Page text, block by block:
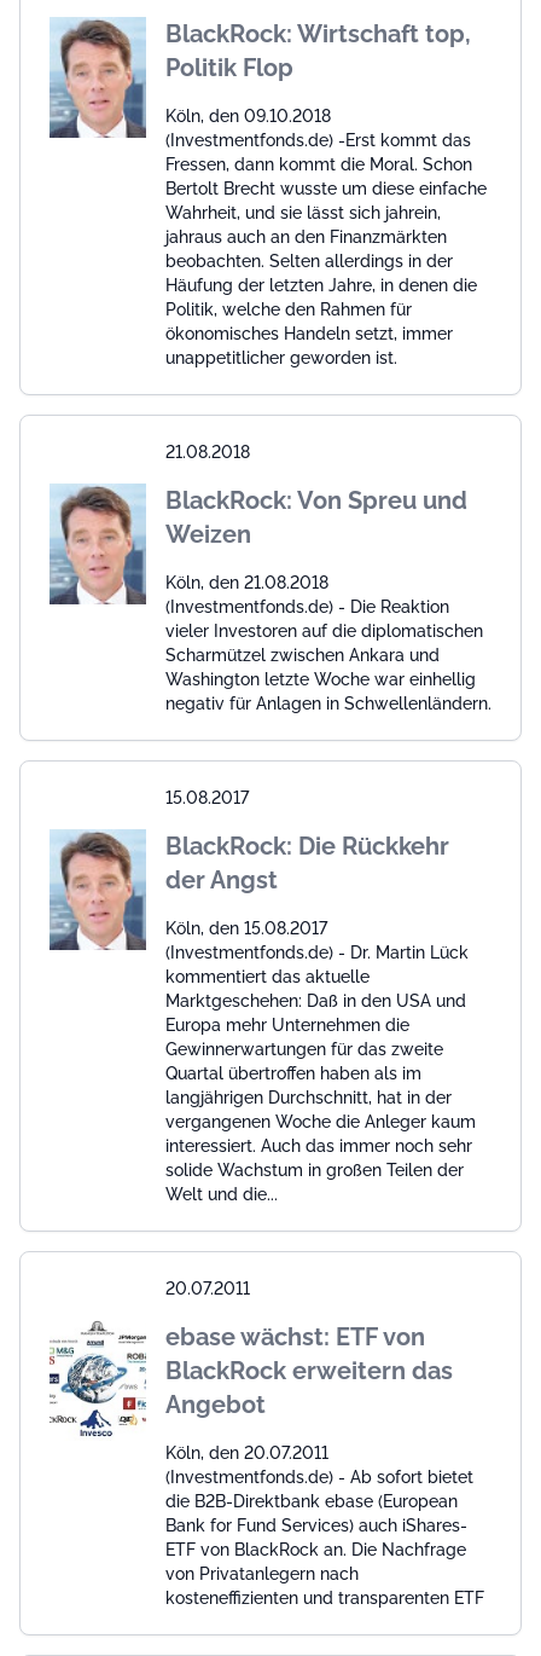
BlackRock: Wirtschaft top,
Politik Flop
Köln, den 09.10.2018
(Investmentfonds.de) -Erst kommt das
Fressen, dann kommt die Moral. Schon
Bertolt Brecht wusste um diese einfache
Wahrheit, und sie lässt sich jahrein,
jahraus auch an den Finanzmärkten
beobachten. Selten allerdings in der
Häufung der letzten Jahre, in denen die
Politik, welche den Rahmen für
ökonomisches Handeln setzt, immer
unappetitlicher geworden ist.
21.08.2018
BlackRock: Von Spreu und
Weizen
Köln, den 21.08.2018
(Investmentfonds.de) - Die Reaktion
vieler Investoren auf die diplomatischen
Scharmützel zwischen Ankara und
Washington letzte Woche war einhellig
negativ für Anlagen in Schwellenländern.
15.08.2017
BlackRock: Die Rückkehr
der Angst
Köln, den 15.08.2017
(Investmentfonds.de) - Dr. Martin Lück
kommentiert das aktuelle
Marktgeschehen: Daß in den USA und
Europa mehr Unternehmen die
Gewinnerwartungen für das zweite
Quartal übertroffen haben als im
langjährigen Durchschnitt, hat in der
vergangenen Woche die Anleger kaum
interessiert. Auch das immer noch sehr
solide Wachstum in großen Teilen der
Welt und die...
20.07.2011
ebase wächst: ETF von
BlackRock erweitern das
Angebot
Köln, den 20.07.2011
(Investmentfonds.de) - Ab sofort bietet
die B2B-Direktbank ebase (European
Bank for Fund Services) auch iShares-
ETF von BlackRock an. Die Nachfrage
von Privatanlegern nach
kosteneffizienten und transparenten ETF